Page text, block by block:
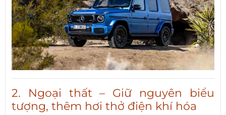
2. Ngoại thất – Giữ nguyên biểu
tượng, thêm hơi thở điện khí hóa